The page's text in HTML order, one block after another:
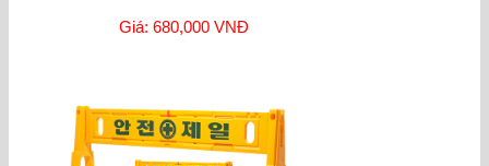
Giá: 680,000 VNĐ